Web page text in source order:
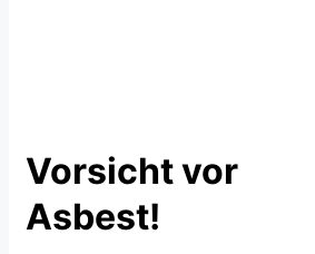
Vorsicht vor
Asbest!